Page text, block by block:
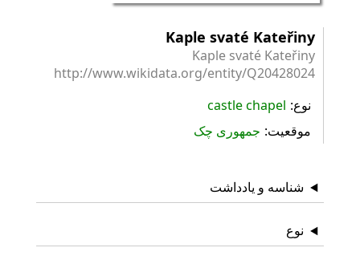
Kaple svaté Kateřiny
Kaple svaté Kateřiny
http://www.wikidata.org/entity/Q20428024
نوع castle chapel
موقعیت جمهوری چک
شناسه و یادداشت
نوع